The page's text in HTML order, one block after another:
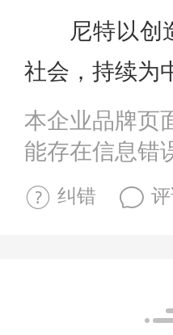
尼特以创
社会，持续为
本企业品牌页
能存在信息错
纠错